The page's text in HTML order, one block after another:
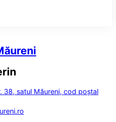
38, satul Măureni, cod poștal